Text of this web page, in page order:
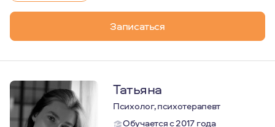
Записаться
Татьяна
Психолог, психотерапевт
Обучается с 2017 года